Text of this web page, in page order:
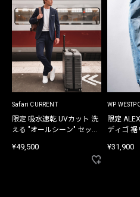
Safari CURRENT
限定 吸水速乾 UVカット 洗
える "オールシーン" セット
¥49,500
WP
限定
ディゴ 裾
¥31,900